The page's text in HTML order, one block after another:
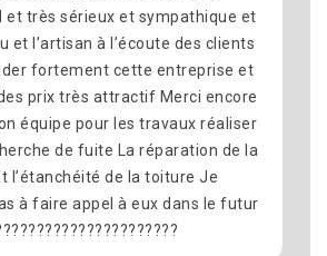
et sympathique et
des clients
entreprise et
Merci encore
travaux réaliser
réparation de la
la toiture Je
à eux dans le futur
avec la fuite
on pas
était très
je